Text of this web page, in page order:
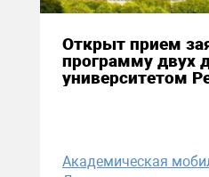
Открыт прием
программу двух
университетом
Академическая